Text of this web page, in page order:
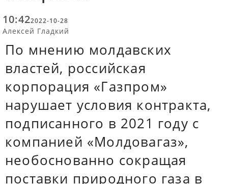
10:422022-10-28
Алексей Гладкий
По мнению молдавских
властей, российская
корпорация «Газпром»
нарушает условия контракта,
подписанного в 2021 году с
компанией «Молдовагаз»,
необоснованно сокращая
поставки природного газа в